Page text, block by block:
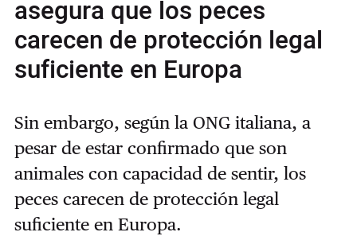
asegura que los peces
carecen de protección legal
suficiente en Europa
Sin embargo, según la ONG italiana, a
pesar de estar confirmado que son
animales con capacidad de sentir, los
peces carecen de protección legal
suficiente en Europa.